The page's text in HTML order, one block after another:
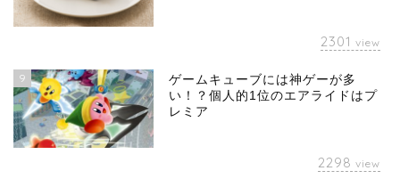
2301 view
9
ゲームキューブには神ゲーが多
い！？個人的1位のエアライドはプ
レミア
2298 view